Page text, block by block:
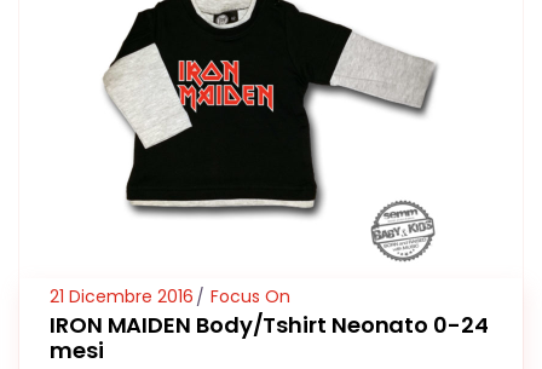
21 Dicembre 2016 Focus On
IRON MAIDEN Body/Tshirt Neonato 0-24
mesi